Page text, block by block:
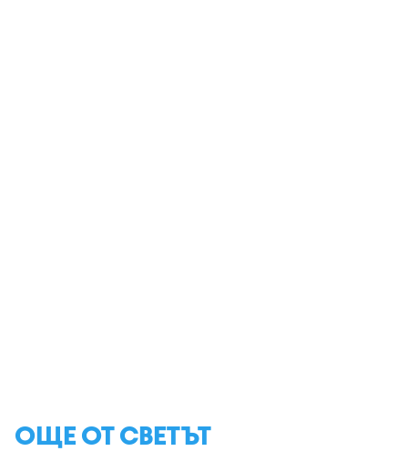
ОЩЕ ОТ СВЕТЪТ